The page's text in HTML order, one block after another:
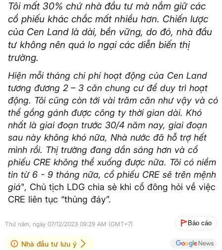
Tôi mất 30% chứ nhà đầu tư mà nắm giữ các
cổ phiếu khác chắc mất nhiều hơn. Chiến lược
của Cen Land là dài, bền vững, do đó, nhà đầu
tư không nên quá lo ngại các diễn biến thị
trường.
Hiện mỗi tháng chi phí hoạt động của Cen Land
tương đương 2 – 3 căn chung cư để duy trì hoạt
động. Tôi cũng còn tới vài trăm căn như vậy và có
thể gồng gánh được công ty thời gian dài. Khó
nhất là giai đoạn trước 30/4 năm nay, giai đoạn
sau này không khó nữa, Nhà nước đã hỗ trợ hết
mình rồi. Thị trường đang dần sáng hơn và cổ
phiếu CRE không thể xuống được nữa. Tôi có niềm
tin từ 6 - 9 tháng nữa, cổ phiếu CRE sẽ trên mệnh
giá", Chủ tịch LDG chia sẻ khi cổ đông hỏi về việc
CRE liên tục “thủng đáy”.
Thứ năm, ngày 07/12/2023 09:29 AM (GMT+7) Báo cáo
Nhà đầu tư lưu ý